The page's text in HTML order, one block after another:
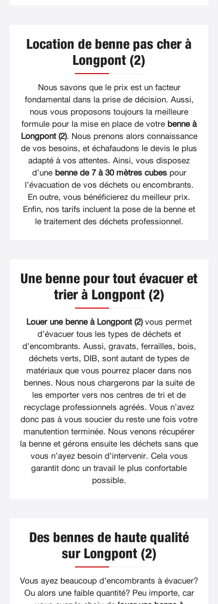
Location de benne pas cher à
Longpont (2)
Nous savons que le prix est un facteur
fondamental dans la prise de décision. Aussi,
nous vous proposons toujours la meilleure
formule pour la mise en place de votre benne à
Longpont (2). Nous prenons alors connaissance
de vos besoins, et échafaudons le devis le plus
adapté à vos attentes. Ainsi, vous disposez
d’une benne de 7 à 30 mètres cubespour
l’évacuation de vos déchets ou encombrants.
En outre, vous bénéficierez du meilleur prix.
Enfin, nos tarifs incluent la pose de la benne et
le traitement des déchets professionnel.
Une benne pour tout évacuer et
trier à Longpont (2)
Louer une benne à Longpont (2)vous permet
d’évacuer tous les types de déchets et
d’encombrants. Aussi, gravats, ferrailles, bois,
déchets verts, DIB, sont autant de types de
matériaux que vous pourrez placer dans nos
bennes. Nous nous chargerons par la suite de
les emporter vers nos centres de tri et de
recyclage professionnels agréés. Vous n’avez
donc pas à vous soucier du reste une fois votre
manutention terminée. Nous venons récupérer
la benne et gérons ensuite les déchets sans que
vous n’ayez besoin d’intervenir. Cela vous
garantit donc un travail le plus confortable
possible.
Des bennes de haute qualité
sur Longpont (2)
Vous ayez beaucoup d’encombrants à évacuer?
Ou alors une faible quantité? Peu importe, car